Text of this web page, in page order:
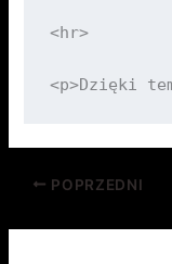
POPRZEDNI